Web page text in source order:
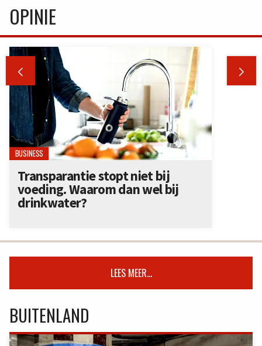
OPINIE
 
BUSINESS
Transparantie stopt niet bij
voeding. Waarom dan wel bij
drinkwater?
LEES MEER...
BUITENLAND